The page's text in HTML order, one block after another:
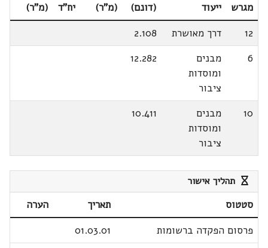
מגרש ייעוד
(דונם)
(מ"ר)
יח"ד
(מ"ר)
12
דרך מאושרת
2.108
6
מבנים
ומוסדות
ציבור
12.282
10
מבנים
ומוסדות
ציבור
10.411
תהליך אישור
סטטוס תאריך
הערה
פרסום הפקדה ברשומות
01.03.01